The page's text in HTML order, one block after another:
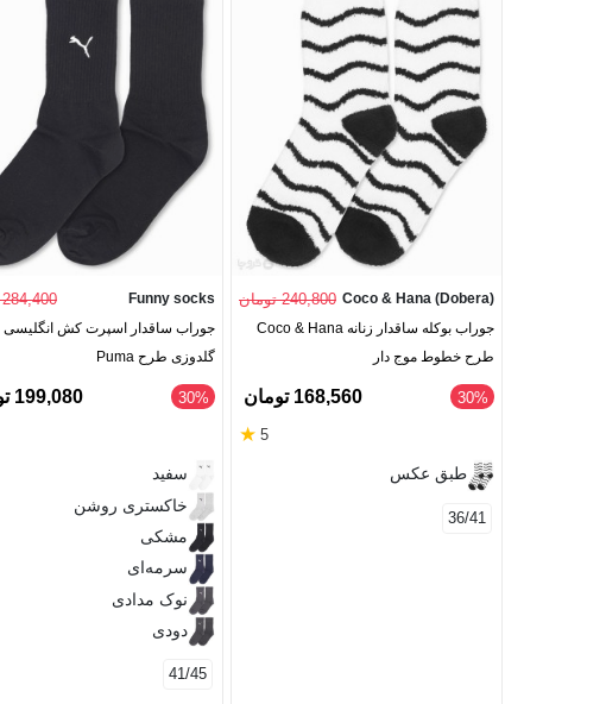
Coco & Hana (Dobera) 240,800 تومان
جوراب بوکله ساقدار زنانه Coco & Hana
طرح خطوط موج دار
‎30% 168,560 تومان
5
★
طبق عکس
36/41
Funny socks 284,400 تومان
جوراب ساقدار اسپرت کش انگلیسی
گلدوزی طرح Puma
‎30% 199,080 تومان
سفید
خاکستری روشن
مشکی
سرمه‌ای
نوک مدادی
دودی
41/45